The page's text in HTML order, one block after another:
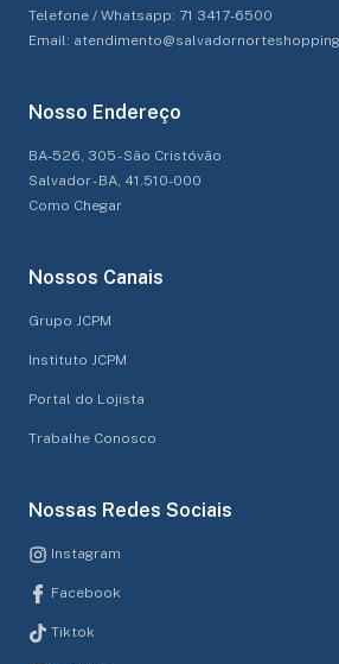
Telefone / Whatsapp: 71 3417-6500
Email:
Nosso Endereço
BA-526, 305 - São Cristóvão
Salvador - BA, 41.510-000
Como Chegar
Nossos Canais
Grupo JCPM
Instituto JCPM
Portal do Lojista
Trabalhe Conosco
Nossas Redes Sociais
Instagram
Facebook
Tiktok